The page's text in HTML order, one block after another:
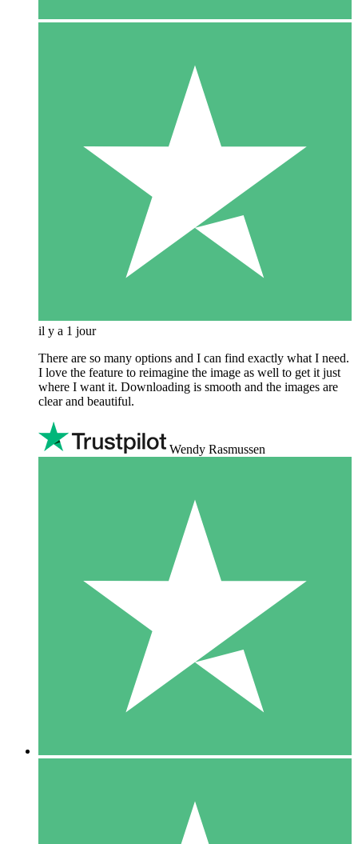
il y a 1 jour
There are so many options and I can find exactly what I need.
I love the feature to reimagine the image as well to get it just
where I want it. Downloading is smooth and the images are
clear and beautiful.
Wendy Rasmussen